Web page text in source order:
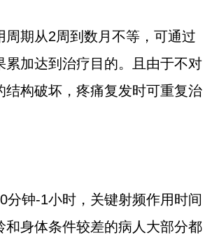
周期从2周到数月不等，可通过
累加达到治疗目的。且由于不对
结构破坏，疼痛复发时可重复治
分钟-1小时，关键射频作用时间
和身体条件较差的病人大部分都